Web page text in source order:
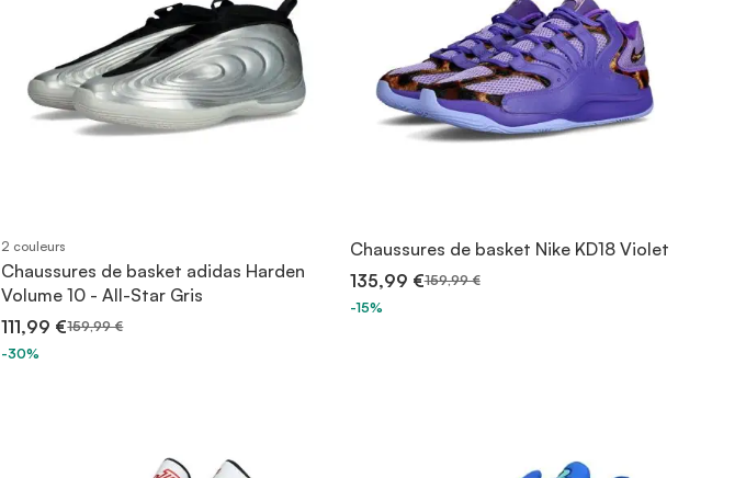
2 couleurs
Chaussures de basket adidas Harden
Volume 10 - All-Star Gris
111,99 €159,99 €
-30%
Chaussures de basket Nike KD18 Violet
135,99 €159,99 €
-15%